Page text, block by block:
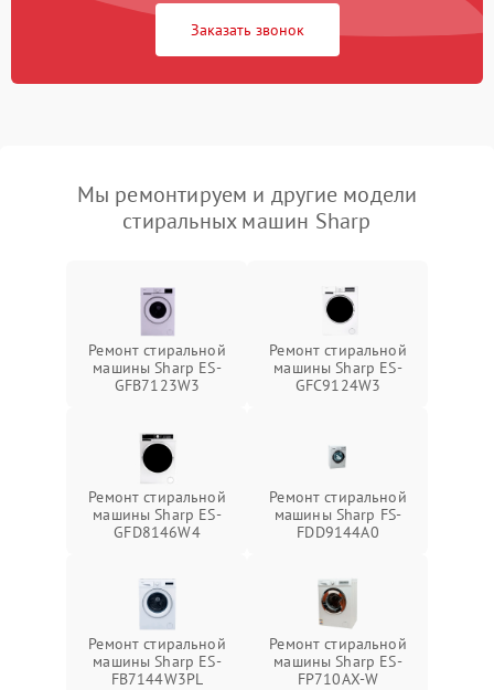
Заказать звонок
Мы ремонтируем и другие модели
стиральных машин Sharp
Ремонт стиральной
машины Sharp ES-
GFB7123W3
Ремонт стиральной
машины Sharp ES-
GFC9124W3
Ремонт стиральной
машины Sharp ES-
GFD8146W4
Ремонт стиральной
машины Sharp FS-
FDD9144A0
Ремонт стиральной
машины Sharp ES-
FB7144W3PL
Ремонт стиральной
машины Sharp ES-
FP710AX-W